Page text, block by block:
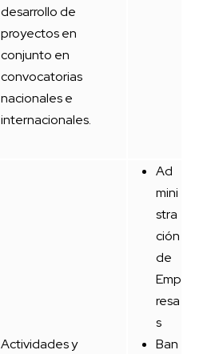
desarrollo de
proyectos en
conjunto en
convocatorias
nacionales e
internacionales.
Actividades y
Ad
mini
stra
ción
de
Emp
resa
s
Ban